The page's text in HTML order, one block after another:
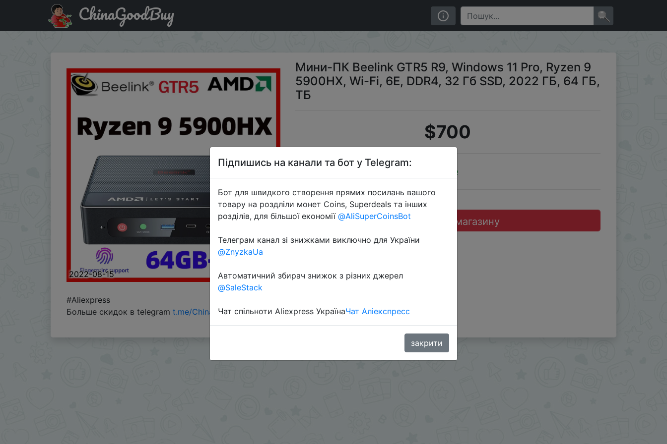
Знижка на Мини-ПК Beelink GTR5 R9, Windows 11 Pro, Ryzen 9 5900HX, Wi-Fi, 6E, DDR4, 32 Гб SSD, 2022 ГБ, 64 ГБ, ТБ
ChinaGoodBuy
2022-08-15
Мини-ПК Beelink GTR5 R9, Windows 11 Pro, Ryzen 9
5900HX, Wi-Fi, 6E, DDR4, 32 Гб SSD, 2022 ГБ, 64 ГБ,
ТБ
$700
Sale
Перейти до магазину
#Aliexpress
Больше скидок в telegram t.me/ChinaGoodBuy
Підпишись на канали та бот у Telegram:
Бот для швидкого створення прямих посилань вашого
товару на роздліли монет Coins, Superdeals та інших
розділів, для більшої економії @AliSuperCoinsBot
Телеграм канал зі знижками виключно для України
@ZnyzkaUa
Автоматичний збирач знижок з різних джерел
@SaleStack
Чат спільноти Aliexpress УкраїнаЧат Аліекспресс
закрити